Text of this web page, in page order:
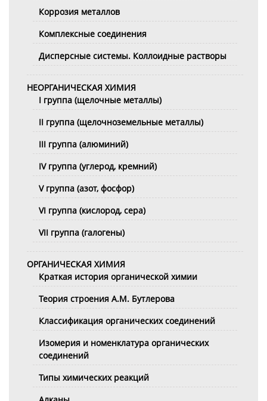
Коррозия металлов
Комплексные соединения
Дисперсные системы. Коллоидные растворы
НЕОРГАНИЧЕСКАЯ ХИМИЯ
I группа (щелочные металлы)
II группа (щелочноземельные металлы)
III группа (алюминий)
IV группа (углерод, кремний)
V группа (азот, фосфор)
VI группа (кислород, сера)
VII группа (галогены)
ОРГАНИЧЕСКАЯ ХИМИЯ
Краткая история органической химии
Теория строения А.М. Бутлерова
Классификация органических соединений
Изомерия и номенклатура органических
соединений
Типы химических реакций